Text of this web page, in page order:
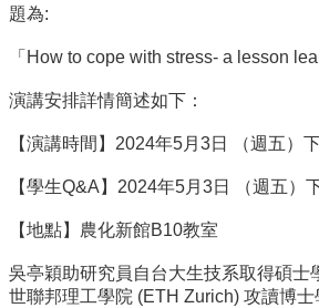
中
生
區
大
學
部
碩
士
班
題為:
「How to cope with stress- a lesson
演講安排詳情簡述如下：
【演講時間】2024年5月3日 （週五）
【學生Q&A】2024年5月3日 （週五）
【地點】農化新館B10教室
吳亭穎助研究員自台大生技系取得碩士
世聯邦理工學院 (ETH Zurich) 攻讀博